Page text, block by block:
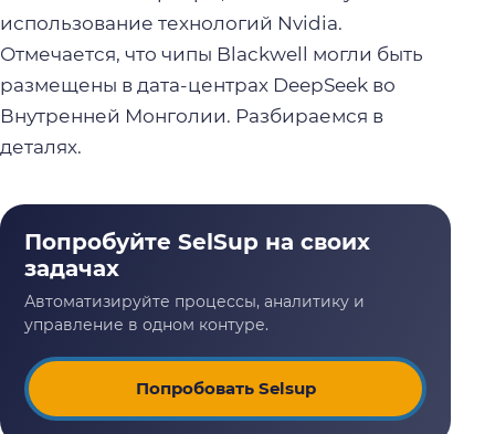
использование технологий Nvidia.
Отмечается, что чипы Blackwell могли быть
размещены в дата-центрах DeepSeek во
Внутренней Монголии. Разбираемся в
деталях.
Попробовать Selsup